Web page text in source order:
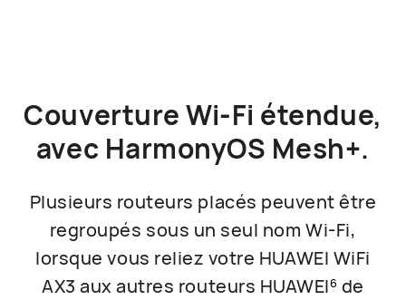
Couverture Wi-Fi étendue,
avec HarmonyOS Mesh+.
Plusieurs routeurs placés peuvent être
regroupés sous un seul nom Wi-Fi,
lorsque vous reliez votre HUAWEI WiFi
AX3 aux autres routeurs HUAWEI6 de